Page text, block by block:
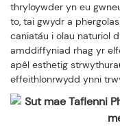
thryloywder yn eu
to, tai gwydr a
caniatáu i olau naturiol
amddiffyniad rhag yr
apêl esthetig
effeithlonrwydd ynni